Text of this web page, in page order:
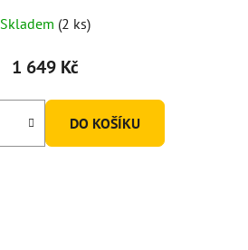
Skladem (2 ks)
1 649 Kč
DO KOŠÍKU